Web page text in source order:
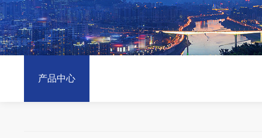
产品中心